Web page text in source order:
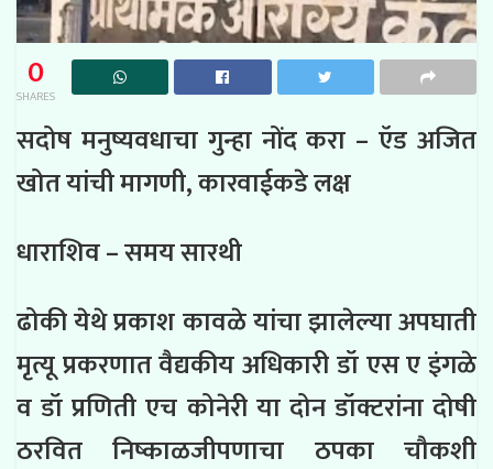
0
SHARES
सदोष मनुष्यवधाचा गुन्हा नोंद करा – ऍड अजित
खोत यांची मागणी, कारवाईकडे लक्ष
धाराशिव – समय सारथी
ढोकी येथे प्रकाश कावळे यांचा झालेल्या अपघाती
मृत्यू प्रकरणात वैद्यकीय अधिकारी डॉ एस ए इंगळे
व डॉ प्रणिती एच कोनेरी या दोन डॉक्टरांना दोषी
ठरवित निष्काळजीपणाचा ठपका चौकशी